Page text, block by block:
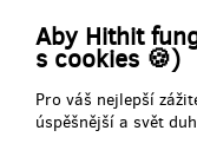
Aby Hithit
s cookies 🍪)
Pro váš nejlepší
úspěšnější a svět
22.11.2017
Přispěno
299 Kč